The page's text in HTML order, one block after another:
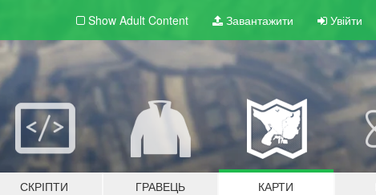
Show Adult Content Завантажити Увійти
СКРІПТИ ГРАВЕЦЬ КАРТИ